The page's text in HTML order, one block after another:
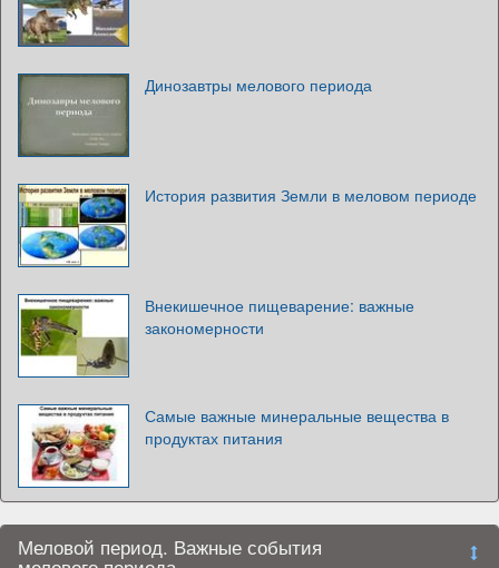
Динозавтры мелового периода
История развития Земли в меловом периоде
Внекишечное пищеварение: важные
закономерности
Самые важные минеральные вещества в
продуктах питания
Меловой период. Важные события